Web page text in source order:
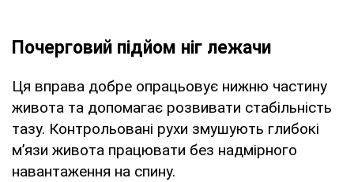
Почерговий підйом ніг лежачи
Ця вправа добре опрацьовує нижню частину
живота та допомагає розвивати стабільність
тазу. Контрольовані рухи змушують глибокі
м’язи живота працювати без надмірного
навантаження на спину.